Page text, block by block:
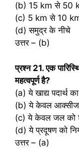
(b) 15 km से 50
(c) 5 km से 10
(d) समुद्र के नीचे
उत्तर – (b)
प्रश्‍न 21. एक
महत्वपूर्ण है?
(a) ये खाद्य पदार्थ
(b) ये केवल
(c) ये केवल जल को
(d) ये प्रदूषण को
उत्तर – (a)